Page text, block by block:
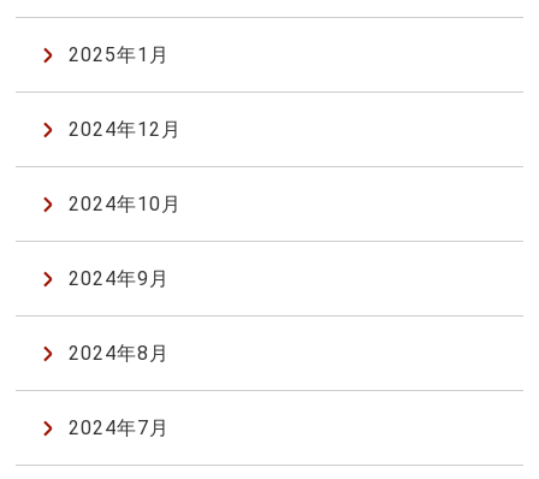
2025年1月
2024年12月
2024年10月
2024年9月
2024年8月
2024年7月